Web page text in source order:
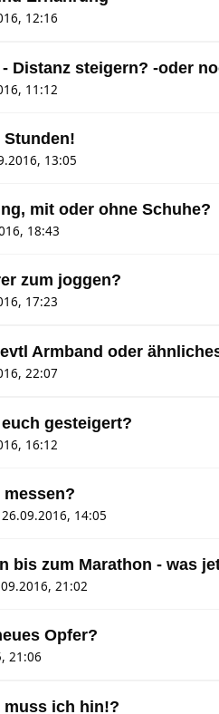
12:16
Distanz steigern? -oder
11:12
Stunden!
13:05
mit oder ohne Schuhe?
18:43
zum joggen?
17:23
Armband oder
22:07
gesteigert?
16:12
26.09.2016, 14:05
bis zum Marathon - was
21:02
Opfer?
21:06
muss ich hin!?